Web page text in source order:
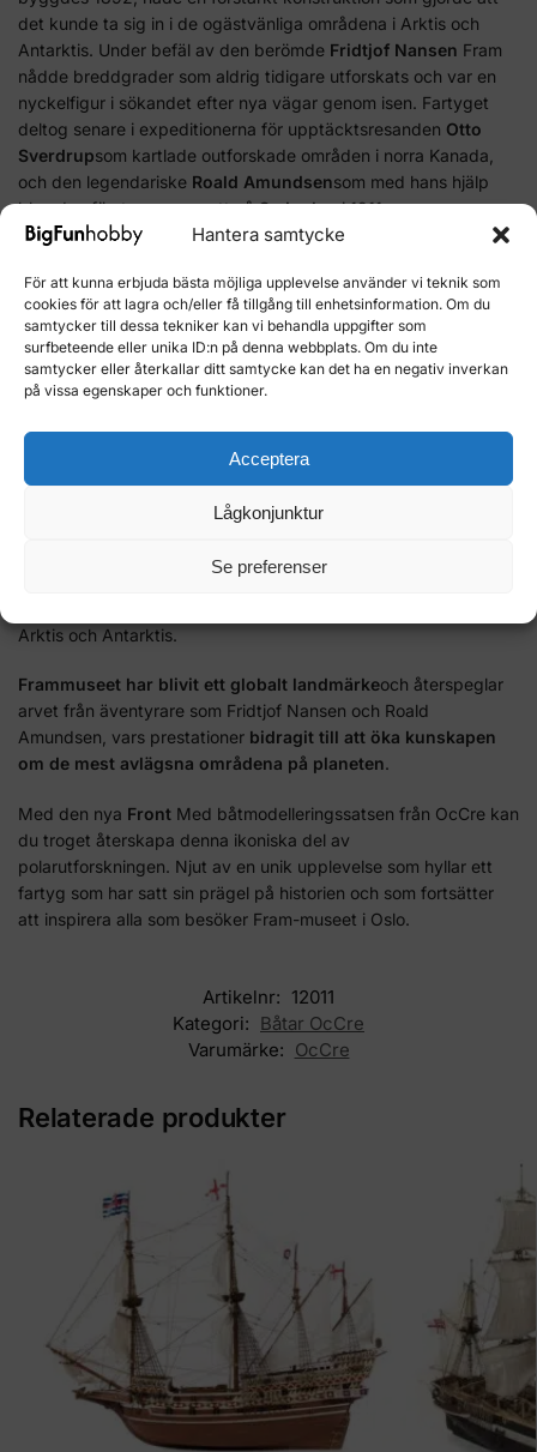
Hantera samtycke
För att kunna erbjuda bästa möjliga upplevelse använder vi teknik som
cookies för att lagra och/eller få tillgång till enhetsinformation. Om du
samtycker till dessa tekniker kan vi behandla uppgifter som
surfbeteende eller unika ID:n på denna webbplats. Om du inte
samtycker eller återkallar ditt samtycke kan det ha en negativ inverkan
på vissa egenskaper och funktioner.
Acceptera
Lågkonjunktur
Se preferenser
det kunde ta sig in i de ogästvänliga områdena i Arktis och
Antarktis. Under befäl av den berömde Fridtjof Nansen Fram
nådde breddgrader som aldrig tidigare utforskats och var en
nyckelfigur i sökandet efter nya vägar genom isen. Fartyget
deltog senare i expeditionerna för upptäcktsresanden Otto
Sverdrupsom kartlade outforskade områden i norra Kanada,
och den legendariske Roald Amundsensom med hans hjälp
blev den förste mannen att nåSydpoleni 1911.
polarforskningsfartygen i historien.
Här kan du se Framskeppet:
Framskeppsmuseet i Oslo
norska polarexpeditionerna,
finns i Fram-museet i Oslo
av de mest besökta och erkända museerna i staden. Detta
prestigefyllda museum är ett måste för resenärer som är
intresserade av polarutforskning och sjöfartshistoria och
erbjuder en unik upplevelse som kombinerar detaljerad
information, uppslukande utställningar och möjligheten att ta en
Arktis och Antarktis.
Frammuseet har blivit ett globalt landmärkeoch återspeglar
arvet från äventyrare som Fridtjof Nansen och Roald
Amundsen, vars prestationer bidragit till att öka kunskapen
om de mest avlägsna områdena på planeten.
Med den nya Front Med båtmodelleringssatsen från OcCre kan
du troget återskapa denna ikoniska del av
polarutforskningen. Njut av en unik upplevelse som hyllar ett
fartyg som har satt sin prägel på historien och som fortsätter
att inspirera alla som besöker Fram-museet i Oslo.
Artikelnr: 12011
Kategori: Båtar OcCre
Varumärke: OcCre
Relaterade produkter